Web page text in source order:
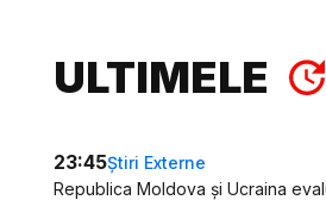
ULTIMELE
23:45Știri Externe
Republica Moldova și Ucraina